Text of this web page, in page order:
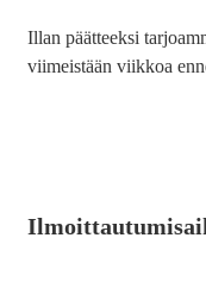
Illan päätteeksi
viimeistään viikkoa